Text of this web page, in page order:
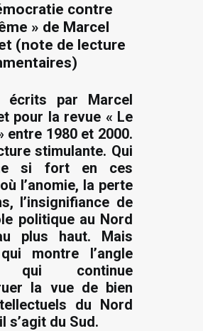
contre
» de Marcel
(note de lecture
écrits par Marcel
pour la revue « Le
entre 1980 et 2000.
stimulante. Qui
si fort en ces
l’anomie, la perte
l’insignifiance de
politique au Nord
plus haut. Mais
montre l’angle
qui continue
la vue de bien
du Nord
s’agit du Sud.